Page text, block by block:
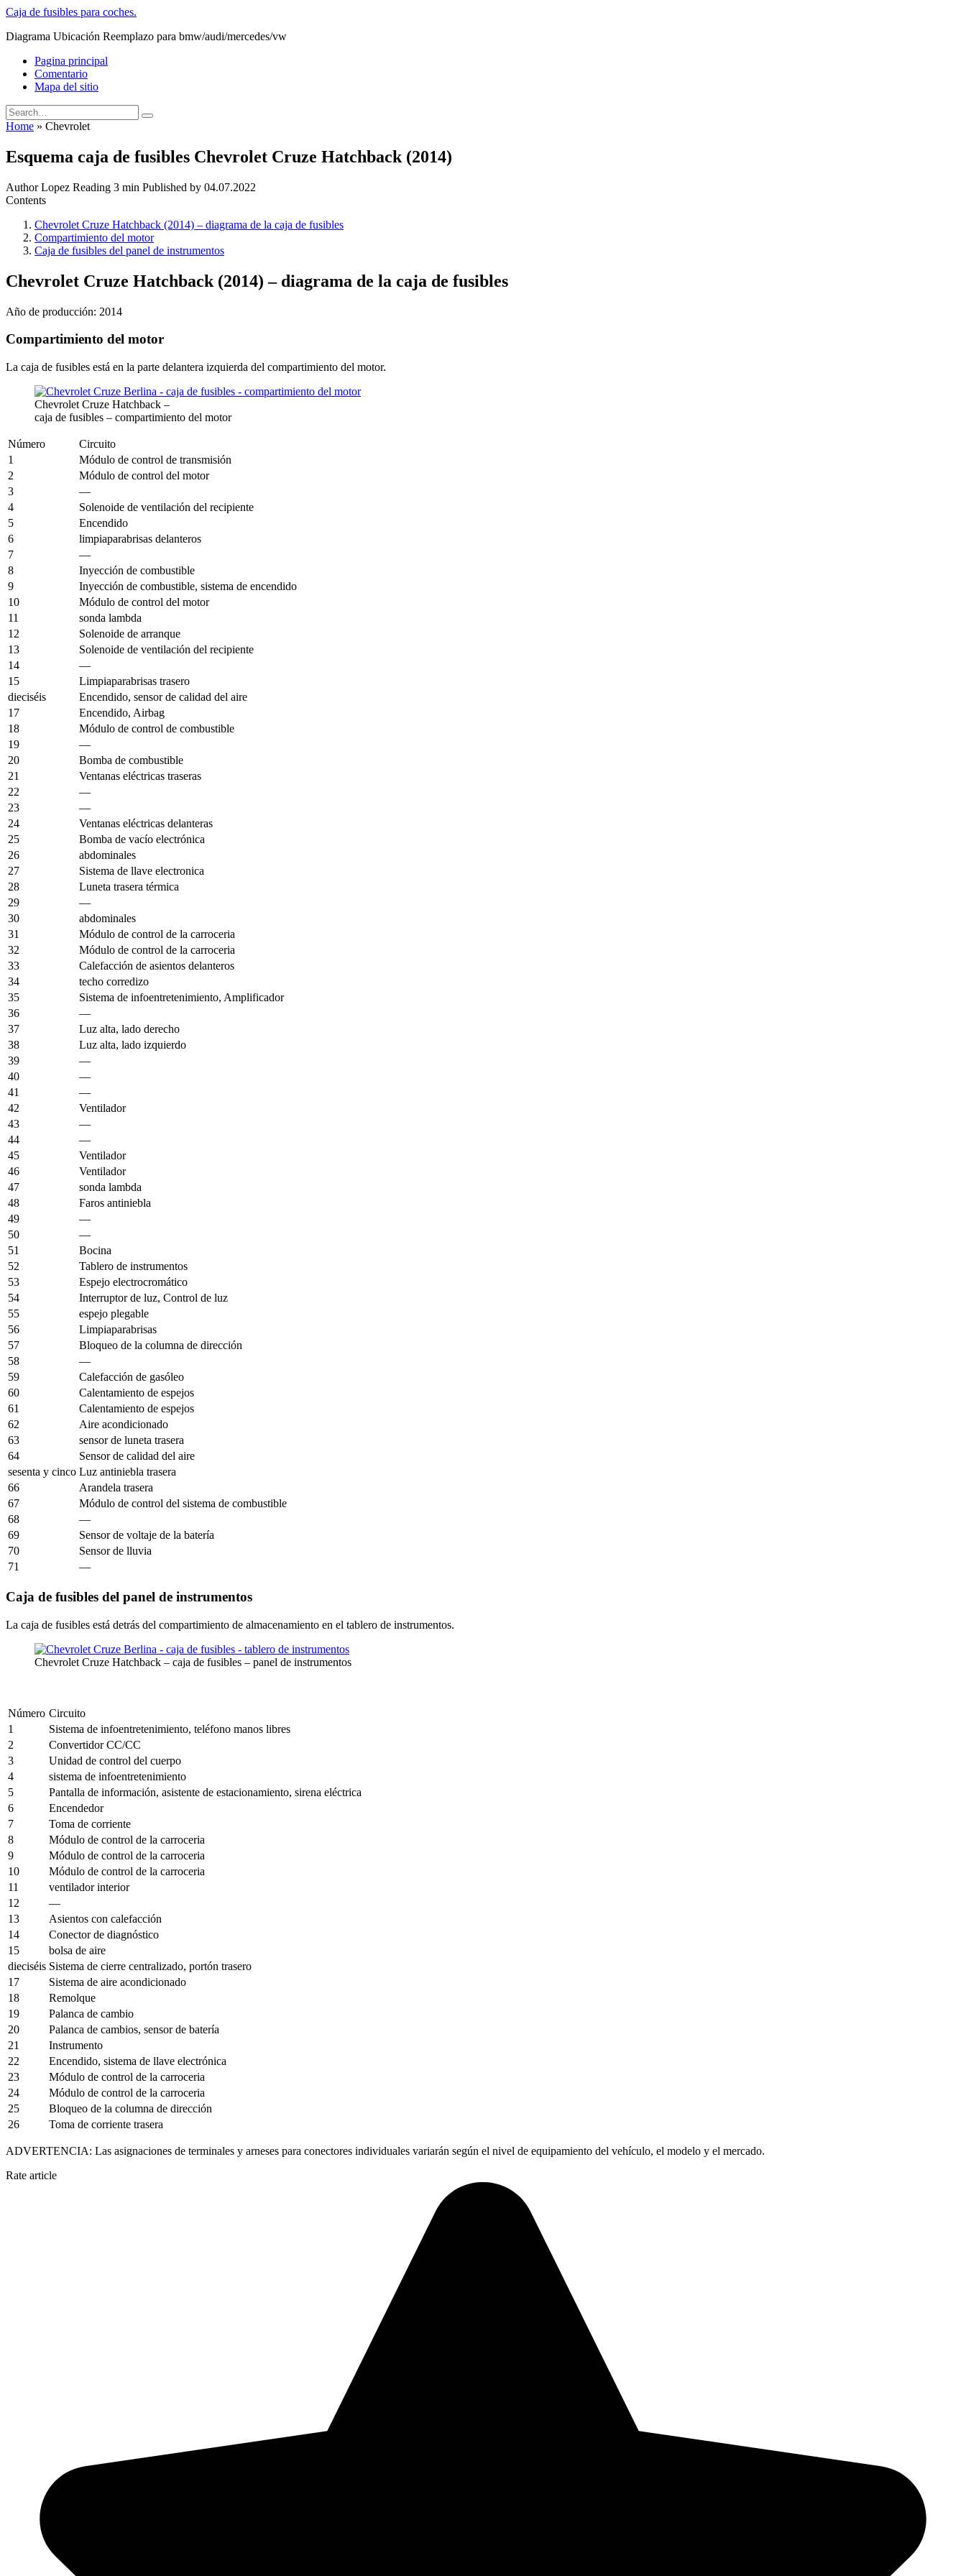
Skip
content
Caja de fusibles para coches.
Diagrama Ubicación Reemplazo para bmw/audi/mercedes/vw
Pagina principal
Comentario
Mapa del sitio
Search
for:
Home » Chevrolet
Esquema caja de fusibles Chevrolet Cruze Hatchback (2014)
AuthorLopez Reading 3 min Published by 04.07.2022
Contents
Chevrolet Cruze Hatchback (2014) – diagrama de la caja de fusibles
Compartimiento del motor
Caja de fusibles del panel de instrumentos
Chevrolet Cruze Hatchback (2014) – diagrama de la caja de fusibles
Año de producción: 2014
Compartimiento del motor
La caja de fusibles está en la parte delantera izquierda del compartimiento del motor.
Chevrolet Cruze Hatchback –
caja de fusibles – compartimiento del motor
Número
Circuito
1
Módulo de control de transmisión
2
Módulo de control del motor
3
—
4
Solenoide de ventilación del recipiente
5
Encendido
6
limpiaparabrisas delanteros
7
—
8
Inyección de combustible
9
Inyección de combustible, sistema de encendido
10
Módulo de control del motor
11
sonda lambda
12
Solenoide de arranque
13
Solenoide de ventilación del recipiente
14
—
15
Limpiaparabrisas trasero
dieciséis
Encendido, sensor de calidad del aire
17
Encendido, Airbag
18
Módulo de control de combustible
19
—
20
Bomba de combustible
21
Ventanas eléctricas traseras
22
—
23
—
24
Ventanas eléctricas delanteras
25
Bomba de vacío electrónica
26
abdominales
27
Sistema de llave electronica
28
Luneta trasera térmica
29
—
30
abdominales
31
Módulo de control de la carroceria
32
Módulo de control de la carroceria
33
Calefacción de asientos delanteros
34
techo corredizo
35
Sistema de infoentretenimiento, Amplificador
36
—
37
Luz alta, lado derecho
38
Luz alta, lado izquierdo
39
—
40
—
41
—
42
Ventilador
43
—
44
—
45
Ventilador
46
Ventilador
47
sonda lambda
48
Faros antiniebla
49
—
50
—
51
Bocina
52
Tablero de instrumentos
53
Espejo electrocromático
54
Interruptor de luz, Control de luz
55
espejo plegable
56
Limpiaparabrisas
57
Bloqueo de la columna de dirección
58
—
59
Calefacción de gasóleo
60
Calentamiento de espejos
61
Calentamiento de espejos
62
Aire acondicionado
63
sensor de luneta trasera
64
Sensor de calidad del aire
sesenta y cinco Luz antiniebla trasera
66
Arandela trasera
67
Módulo de control del sistema de combustible
68
—
69
Sensor de voltaje de la batería
70
Sensor de lluvia
71
—
Caja de fusibles del panel de instrumentos
La caja de fusibles está detrás del compartimiento de almacenamiento en el tablero de instrumentos.
Chevrolet Cruze Hatchback – caja de fusibles – panel de instrumentos
Número Circuito
1
Sistema de infoentretenimiento, teléfono manos libres
2
Convertidor CC/CC
3
Unidad de control del cuerpo
4
sistema de infoentretenimiento
5
Pantalla de información, asistente de estacionamiento, sirena eléctrica
6
Encendedor
7
Toma de corriente
8
Módulo de control de la carroceria
9
Módulo de control de la carroceria
10
Módulo de control de la carroceria
11
ventilador interior
12
—
13
Asientos con calefacción
14
Conector de diagnóstico
15
bolsa de aire
dieciséis Sistema de cierre centralizado, portón trasero
17
Sistema de aire acondicionado
18
Remolque
19
Palanca de cambio
20
Palanca de cambios, sensor de batería
21
Instrumento
22
Encendido, sistema de llave electrónica
23
Módulo de control de la carroceria
24
Módulo de control de la carroceria
25
Bloqueo de la columna de dirección
26
Toma de corriente trasera
ADVERTENCIA: Las asignaciones de terminales y arneses para conectores individuales variarán según el nivel de equipamiento del vehículo, el modelo y el mercado.
Rate article